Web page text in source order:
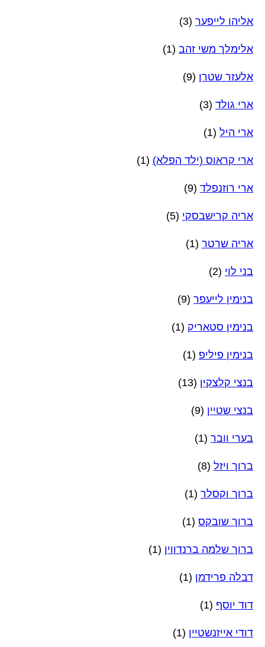
אליהו לייפער (3)
אלימלך משי זהב (1)
אלעזר שטרן (9)
ארי גולד (3)
ארי היל (1)
ארי קראוס (ילד הפלא) (1)
ארי רוזנפלד (9)
אריה קרישבסקי (5)
אריה שרטר (1)
בני לוי (2)
בנימין לייעפר (9)
בנימין סטאריק (1)
בנימין פיליפ (1)
בנצי קלצקין (13)
בנצי שטיין (9)
בערי וובר (1)
ברוך ויזל (8)
ברוך וקסלר (1)
ברוך שובקס (1)
ברוך שלמה ברנדווין (1)
דבלה פרידמן (1)
דוד יוסף (1)
דודי אייזנשטיין (1)